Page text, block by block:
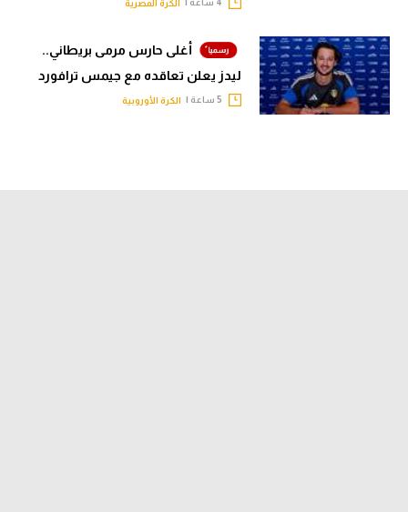
الكرة المصرية
أغلى حارس مرمى بريطاني..
ليدز يعلن تعاقده مع جيمس ترافورد
الكرة الأوروبية